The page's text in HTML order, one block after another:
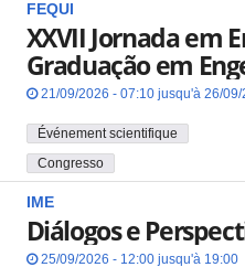
FEQUI
XXVII Jornada em
Graduação em
21/09/2026 - 07:10 jusqu'à 26/09/
Événement scientifique
Congresso
IME
Diálogos e
25/09/2026 - 12:00 jusqu'à 19:00